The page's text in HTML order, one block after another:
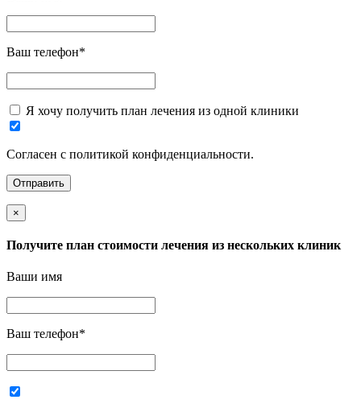
Ваш телефон*
Я хочу получить план лечения из одной клиники
Согласен с политикой конфиденциальности.
×
Получите план стоимости лечения из нескольких клиник
Ваши имя
Ваш телефон*